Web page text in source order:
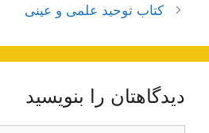
کتاب توحید علمی و عینی
دیدگاهتان را بنویسید